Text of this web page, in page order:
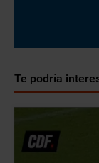
Te podría